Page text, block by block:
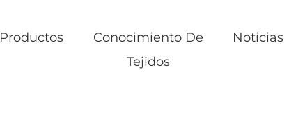
Productos
Conocimiento De
Tejidos
Noticias